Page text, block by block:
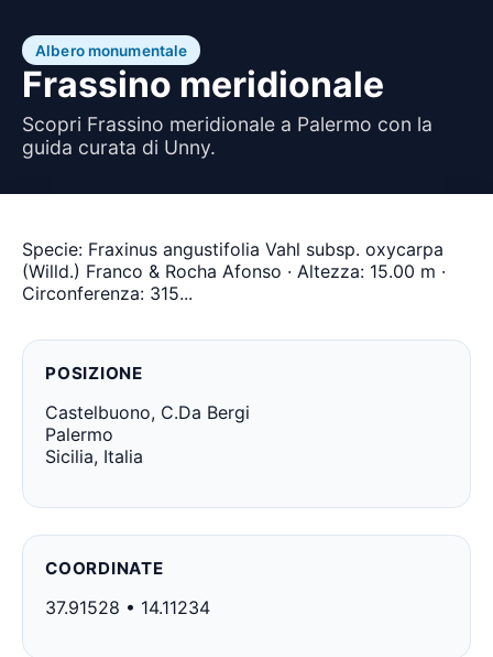
Albero monumentale
Frassino meridionale
Scopri Frassino meridionale a Palermo con la
guida curata di Unny.
Specie: Fraxinus angustifolia Vahl subsp. oxycarpa
(Willd.) Franco & Rocha Afonso · Altezza: 15.00 m ·
Circonferenza: 315...
POSIZIONE
Castelbuono, C.Da Bergi
Palermo
Sicilia, Italia
COORDINATE
37.91528 • 14.11234